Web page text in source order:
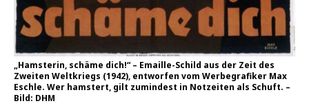
„Hamsterin, schäme dich!“ – Emaille-Schild aus der Zeit des
Zweiten Weltkriegs (1942), entworfen vom Werbegrafiker Max
Eschle. Wer hamstert, gilt zumindest in Notzeiten als Schuft. –
Bild: DHM